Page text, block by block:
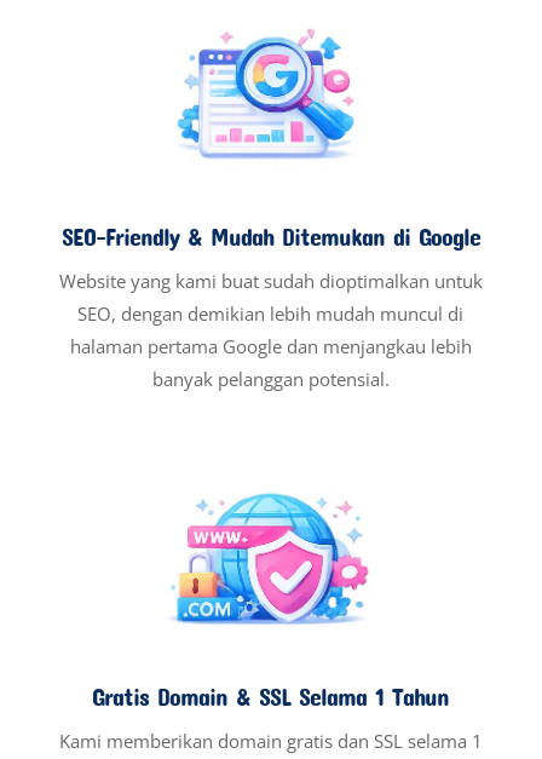
SEO-Friendly & Mudah Ditemukan di Google
Website yang kami buat sudah dioptimalkan untuk
SEO, dengan demikian lebih mudah muncul di
halaman pertama Google dan menjangkau lebih
banyak pelanggan potensial.
Gratis Domain & SSL Selama 1 Tahun
Kami memberikan domain gratis dan SSL selama 1